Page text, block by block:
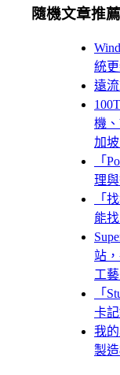
隨機文章推薦
統
遠
機
加
「
理
「
能
站
工
「
卡
我
製